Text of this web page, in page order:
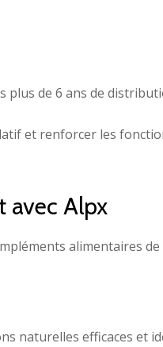
plus de 6 ans de
et renforcer les
avec Alpx
alimentaires
naturelles efficaces et